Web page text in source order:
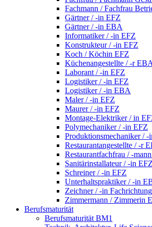
Fachmann / Fachfrau
Gärtner / -in EFZ
Gärtner / -in EBA
Informatiker / -in EFZ
Konstrukteur / -in EFZ
Koch / Köchin EFZ
Küchenangestellte / -r EBA
Laborant / -in EFZ
Logistiker / -in EFZ
Logistiker / -in EBA
Maler / -in EFZ
Maurer / -in EFZ
Montage-Elektriker / in
Polymechaniker / -in EFZ
Produktionsmechaniker / -
Restaurantangestellte / -r
Restaurantfachfrau / -
Sanitärinstallateur / -in EFZ
Schreiner / -in EFZ
Unterhaltspraktiker / -in
Zeichner / -in
Zimmermann / Zimmerin
Berufsmaturität
Berufsmaturität BM1